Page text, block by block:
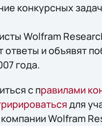
конкурсных
Wolfram
ответы и объявят
года.
с правилами
для
Wolfram